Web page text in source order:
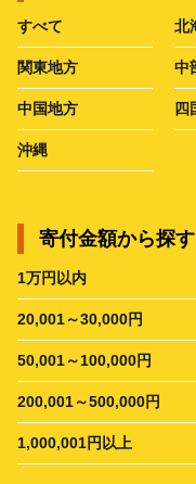
すべて 北
関東地方 中
中国地方 四
沖縄
寄付金額から探す
1万円以内
20,001～30,000円
50,001～100,000円
200,001～500,000円
1,000,001円以上